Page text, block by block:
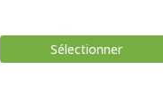
Sélectionner